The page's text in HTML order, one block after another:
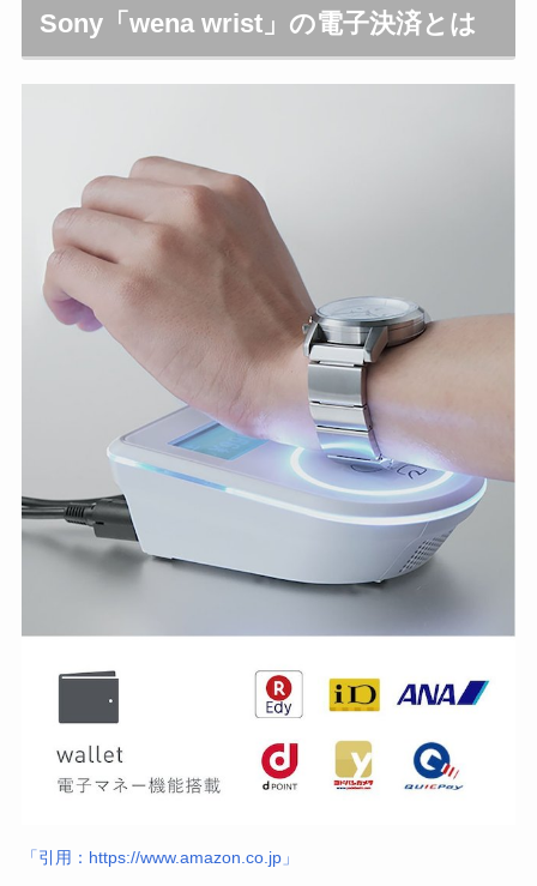
Sony「wena wrist」の電子決済とは
「引用：https://www.amazon.co.jp」